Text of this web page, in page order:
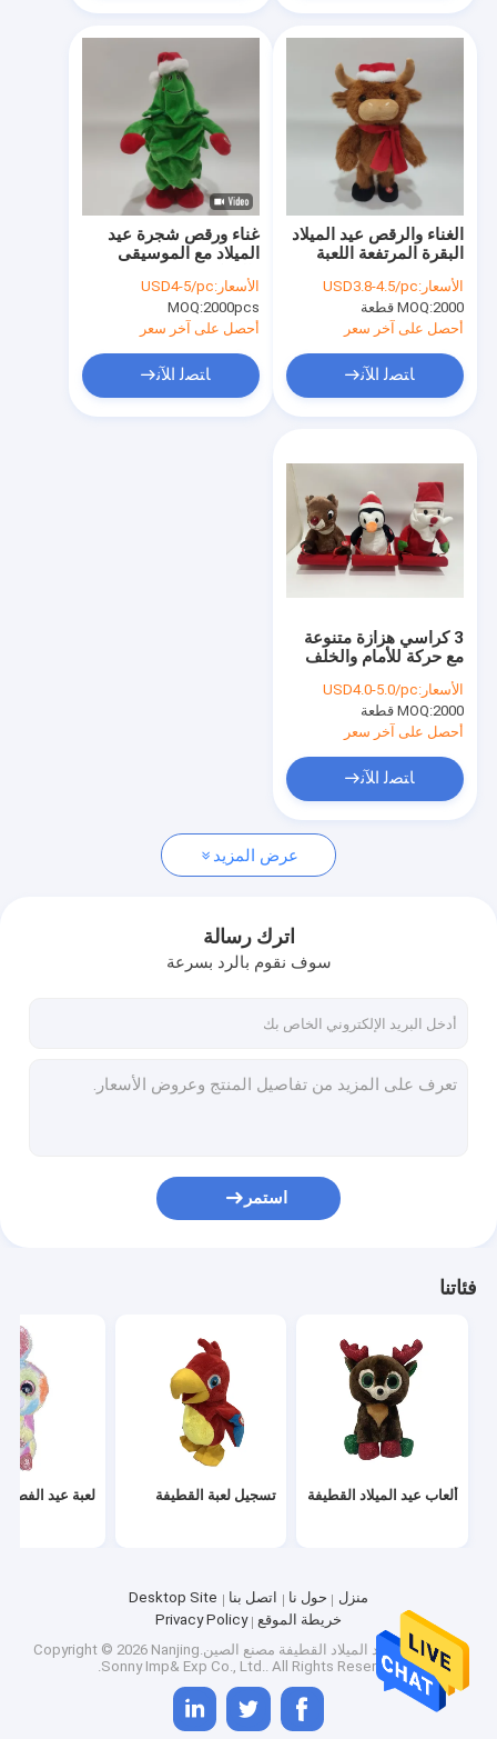
ألعاب عيد الميلاد القطيفة
تسجيل لعبة القطيفة
لعبة عيد الفصح القطيفة
عيد الحب القطيفة اللعب
حيوان محشو الهالوين
لعبة القطيفة LED
لعبة تذكارية
حقائب ظهر من القطيفة
حيوانات محشوة زينة
وسادة وسادة قطيفة
ألعاب الحيوانات الأليفة القطيفة
هدية محشوة الحيوان
غناء ورقص شجرة عيد
الميلاد مع الموسيقى
الأسعار:USD4-5/pc
MOQ:2000pcs
أحصل على آخر سعر
ﺎﺘﺼﻟ ﺍﻶﻧ
الغناء والرقص عيد الميلاد
البقرة المرتفعة اللعبة
الأسعار:USD3.8-4.5/pc
MOQ:2000 قطعة
أحصل على آخر سعر
ﺎﺘﺼﻟ ﺍﻶﻧ
3 كراسي هزازة متنوعة
مع حركة للأمام والخلف
الأسعار:USD4.0-5.0/pc
MOQ:2000 قطعة
أحصل على آخر سعر
ﺎﺘﺼﻟ ﺍﻶﻧ
عرض المزيد
اترك رسالة
سوف نقوم بالرد بسرعة
استمر
فئاتنا
ألعاب عيد الميلاد القطيفة تسجيل لعبة القطيفة لعبة عيد الفصح
منزل حول نا اتصل بنا
Desktop Site
خريطة الموقع
Privacy Policy
جودةألعاب عيد الميلاد القطيفة
مصنع الصين.Copyright © 2026 Nanjing
Sonny Imp& Exp Co., Ltd.. All Rights Reserved.